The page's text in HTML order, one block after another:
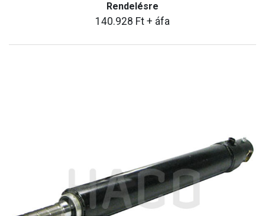
Rendelésre
140.928 Ft + áfa